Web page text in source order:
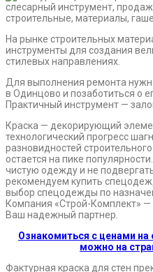
На рынке строительных
инструменты для создания
стилевых направлениях.
Для выполнения ремонта
в Одинцово и позаботиться о
Практичный инструмент —
Краска — декорирующий
технологический прогресс
разновидностей
остается на пике
чистую одежду и не
рекомендуем купить
выбор спецодежды по
Компания «Строй-Комплект»
Ваш надежный партнер.
Ознакомиться с ценами
можно на
Фактурная краска для стен